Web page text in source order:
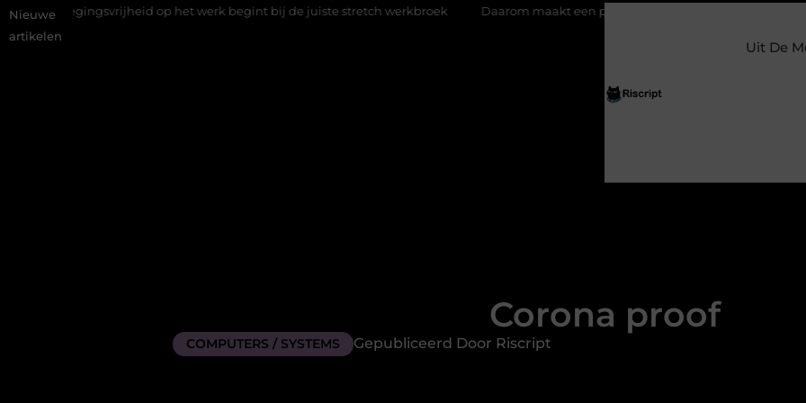
Nieuwe
artikelen
op het werk begint bij de juiste stretch werkbroek Daarom maakt een persoonlijke kaart ieder moment bijzonder
Uit De
Corona proof
COMPUTERS / SYSTEMS Gepubliceerd Door Riscript